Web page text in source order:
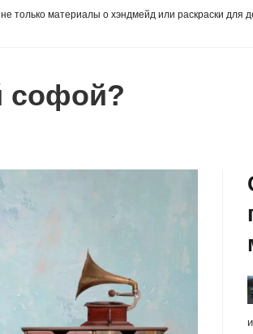
только материалы о хэндмейд или раскраски для
софой?